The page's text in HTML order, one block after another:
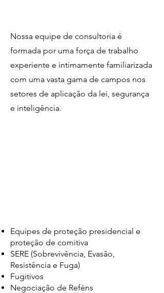
Nossa equipe de consultoria é
formada por uma força de trabalho
experiente e intimamente familiarizada
com uma vasta gama de campos nos
setores de aplicação da lei, segurança
e inteligência.
Equipes de proteção presidencial e
proteção de comitiva
SERE (Sobrevivência, Evasão,
Resistência e Fuga)
Fugitivos
Negociação de Reféns